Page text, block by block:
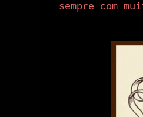
sempre com